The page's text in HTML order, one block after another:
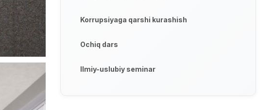
Korrupsiyaga qarshi kurashish
Ochiq dars
Ilmiy-uslubiy seminar